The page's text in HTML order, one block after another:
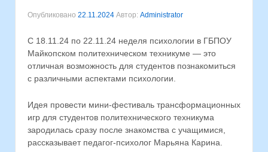
Опубликовано 22.11.2024 Автор: Administrator
С 18.11.24 по 22.11.24 неделя психологии в ГБПОУ
Майкопском политехническом техникуме — это
отличная возможность для студентов познакомиться
с различными аспектами психологии.
Идея провести мини-фестиваль трансформационных
игр для студентов политехнического техникума
зародилась сразу после знакомства с учащимися,
рассказывает педагог-психолог Марьяна Карина.